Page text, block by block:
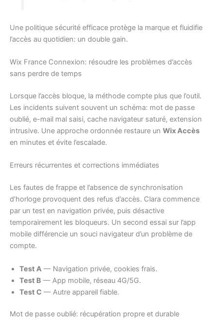
Une politique sécurité efficace protège la marque et fluidifie
l’accès au quotidien: un double gain.
Wix France Connexion: résoudre les problèmes d’accès
sans perdre de temps
Lorsque l’accès bloque, la méthode compte plus que l’outil.
Les incidents suivent souvent un schéma: mot de passe
oublié, e-mail mal saisi, cache navigateur saturé, extension
intrusive. Une approche ordonnée restaure un Wix Accès
en minutes et évite l’escalade.
Erreurs récurrentes et corrections immédiates
Les fautes de frappe et l’absence de synchronisation
d’horloge provoquent des refus d’accès. Clara commence
par un test en navigation privée, puis désactive
temporairement les bloqueurs. Un second essai sur l’app
mobile différencie un souci navigateur d’un problème de
compte.
Test A — Navigation privée, cookies frais.
Test B — App mobile, réseau 4G/5G.
Test C — Autre appareil fiable.
Mot de passe oublié: récupération propre et durable